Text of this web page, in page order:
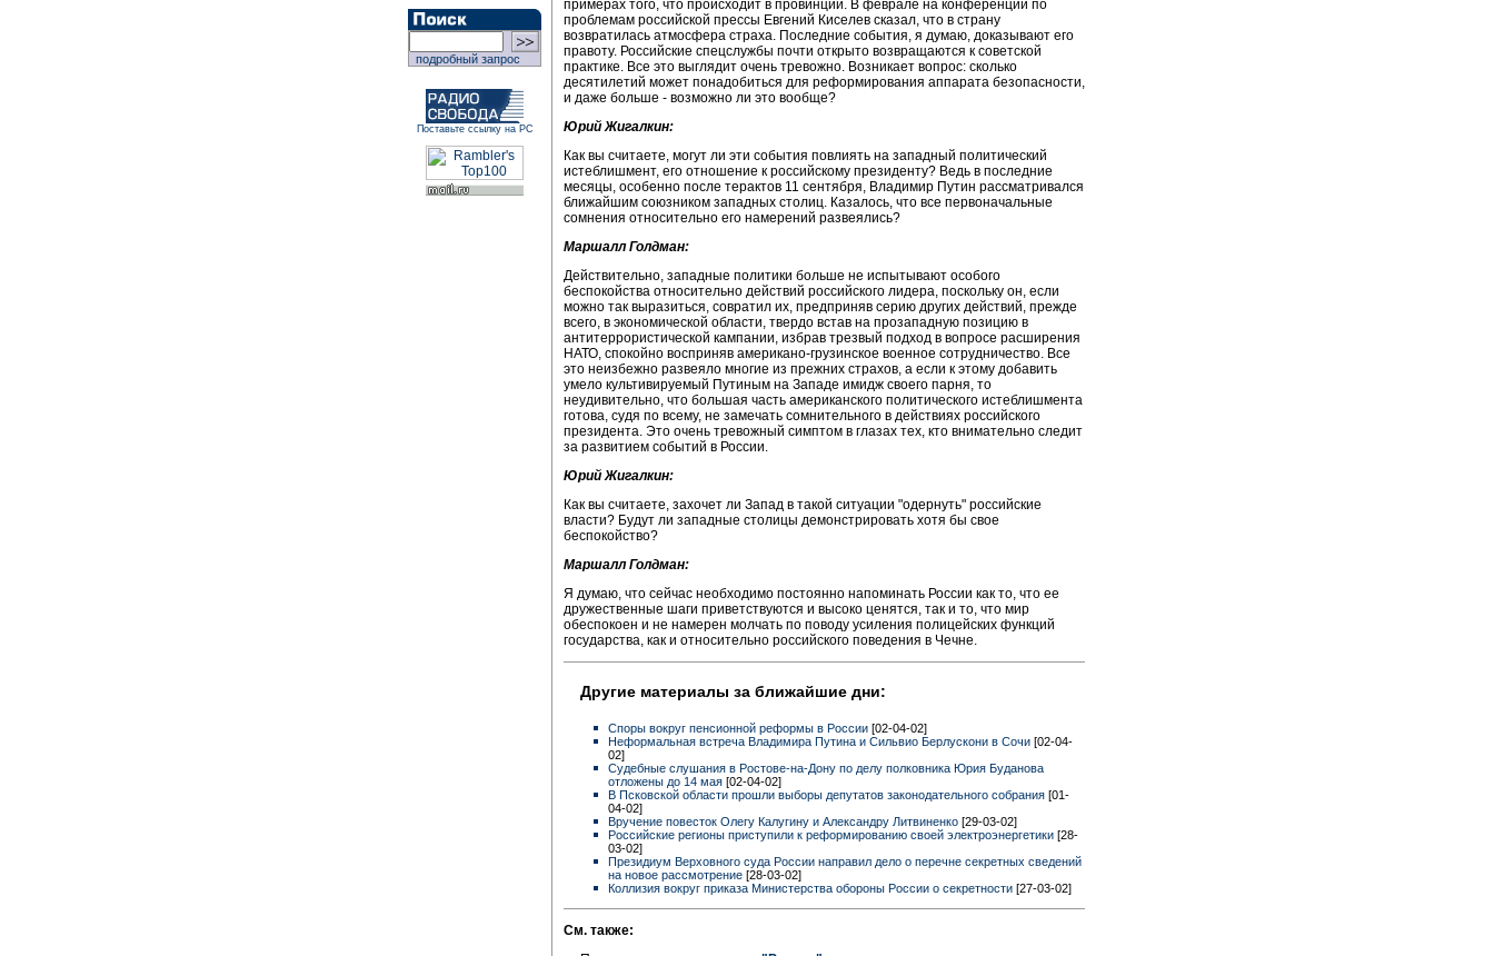
подробный запрос
Поставьте ссылку на РС
примерах того, что происходит в провинции. В феврале на конференции по
проблемам российской прессы Евгений Киселев сказал, что в страну
возвратилась атмосфера страха. Последние события, я думаю, доказывают его
правоту. Российские спецслужбы почти открыто возвращаются к советской
практике. Все это выглядит очень тревожно. Возникает вопрос: сколько
десятилетий может понадобиться для реформирования аппарата безопасности,
и даже больше - возможно ли это вообще?
Юрий Жигалкин:
Как вы считаете, могут ли эти события повлиять на западный политический
истеблишмент, его отношение к российскому президенту? Ведь в последние
месяцы, особенно после терактов 11 сентября, Владимир Путин рассматривался
ближайшим союзником западных столиц. Казалось, что все первоначальные
сомнения относительно его намерений развеялись?
Маршалл Голдман:
Действительно, западные политики больше не испытывают особого
беспокойства относительно действий российского лидера, поскольку он, если
можно так выразиться, совратил их, предприняв серию других действий, прежде
всего, в экономической области, твердо встав на прозападную позицию в
антитеррористической кампании, избрав трезвый подход в вопросе расширения
НАТО, спокойно восприняв американо-грузинское военное сотрудничество. Все
это неизбежно развеяло многие из прежних страхов, а если к этому добавить
умело культивируемый Путиным на Западе имидж своего парня, то
неудивительно, что большая часть американского политического истеблишмента
готова, судя по всему, не замечать сомнительного в действиях российского
президента. Это очень тревожный симптом в глазах тех, кто внимательно следит
за развитием событий в России.
Юрий Жигалкин:
Как вы считаете, захочет ли Запад в такой ситуации "одернуть" российские
власти? Будут ли западные столицы демонстрировать хотя бы свое
беспокойство?
Маршалл Голдман:
Я думаю, что сейчас необходимо постоянно напоминать России как то, что ее
дружественные шаги приветствуются и высоко ценятся, так и то, что мир
обеспокоен и не намерен молчать по поводу усиления полицейских функций
государства, как и относительно российского поведения в Чечне.
Другие материалы за ближайшие дни:
Споры вокруг пенсионной реформы в России [02-04-02]
Неформальная встреча Владимира Путина и Сильвио Берлускони в Сочи [02-04-
02]
Судебные слушания в Ростове-на-Дону по делу полковника Юрия Буданова
отложены до 14 мая [02-04-02]
В Псковской области прошли выборы депутатов законодательного собрания [01-
04-02]
Вручение повесток Олегу Калугину и Александру Литвиненко [29-03-02]
Российские регионы приступили к реформированию своей электроэнергетики [28-
03-02]
Президиум Верховного суда России направил дело о перечне секретных сведений
на новое рассмотрение [28-03-02]
Коллизия вокруг приказа Министерства обороны России о секретности [27-03-02]
См. также: